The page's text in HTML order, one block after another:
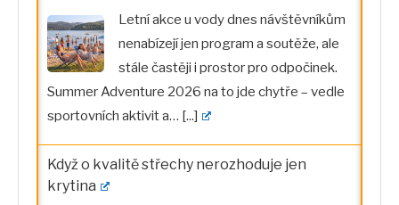
Letní akce u vody dnes návštěvníkům
nenabízejí jen program a soutěže, ale
stále častěji i prostor pro odpočinek.
Summer Adventure 2026 na to jde chytře – vedle
sportovních aktivit a… [...]
Když o kvalitě střechy nerozhoduje jen
krytina